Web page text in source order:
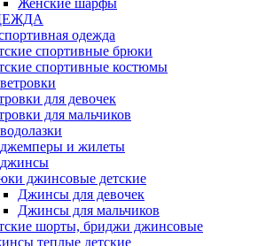
Женские шарфы
одежда
спортивные брюки
спортивные костюмы
для девочек
для мальчиков
джемперы и жилеты
джинсы
джинсовые детские
Джинсы для девочек
Джинсы для мальчиков
шорты, бриджи джинсовые
теплые детские